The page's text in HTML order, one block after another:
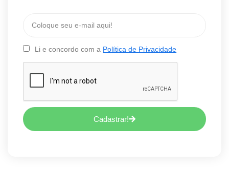
Li e concordo com a Política de Privacidade
Cadastrar!